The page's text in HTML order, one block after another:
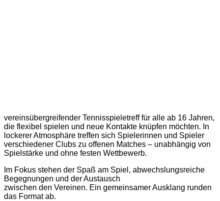
vereinsübergreifender Tennisspieletreff für alle ab 16 Jahren,
die flexibel spielen und neue Kontakte knüpfen möchten. In
lockerer Atmosphäre treffen sich Spielerinnen und Spieler
verschiedener Clubs zu offenen Matches – unabhängig von
Spielstärke und ohne festen Wettbewerb.
Im Fokus stehen der Spaß am Spiel, abwechslungsreiche
Begegnungen und der Austausch
zwischen den Vereinen. Ein gemeinsamer Ausklang runden
das Format ab.